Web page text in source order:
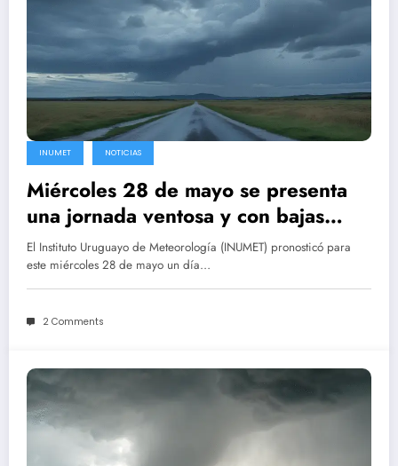
INUMET NOTICIAS
Miércoles 28 de mayo se presenta
una jornada ventosa y con bajas
sensaciones térmicas en Uruguay
El Instituto Uruguayo de Meteorología (INUMET) pronosticó para
este miércoles 28 de mayo un día…
2 Comments